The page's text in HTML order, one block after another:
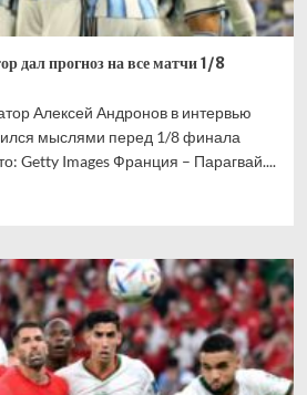
дал прогноз на все матчи 1/8
Алексей Андронов в интервью
мыслями перед 1/8 финала
Getty Images Франция – Парагвай....